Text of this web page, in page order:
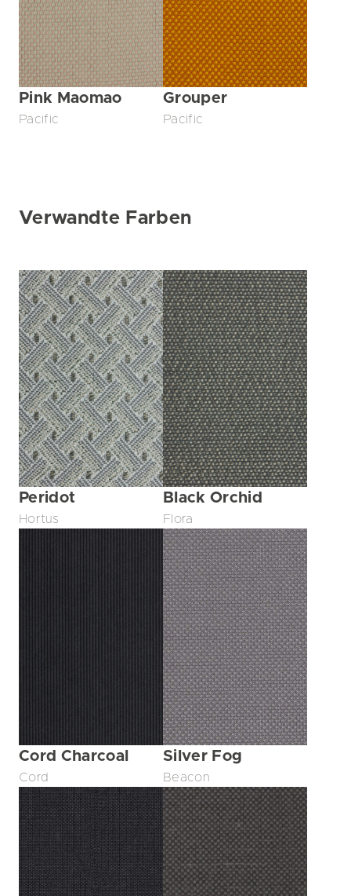
Pink Maomao
Pacific
Grouper
Pacific
Verwandte Farben
Peridot
Hortus
Black Orchid
Flora
Cord Charcoal
Cord
Silver Fog
Beacon